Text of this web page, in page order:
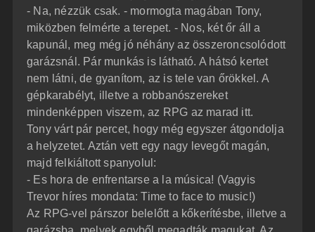
- Na, nézzük csak. - mormogta magában Tony,
miközben felmérte a terepet. - Nos, két őr áll a
kapunál, meg még jó néhány az összeroncsolódott
garázsnál. Pár munkás is látható. A hátsó kertet
nem látni, de gyanítom, az is tele van őrökkel. A
gépkarabélyt, illetve a robbanószereket
mindenképpen viszem, az RPG az marad itt.
Tony várt pár percet, hogy még egyszer átgondolja
a helyzetet. Aztán vett egy nagy levegőt magán,
majd felkiáltott spanyolul:
- Es hora de enfrentarse a la música! (Vagyis
Trevor híres mondata: Time to face to music!)
Az RPG-vel párszor belelőtt a kőkerítésbe, illetve a